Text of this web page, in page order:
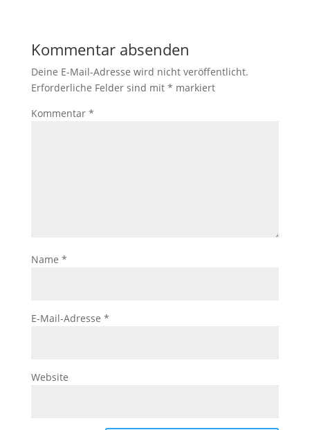
Kommentar absenden
Deine E-Mail-Adresse wird nicht veröffentlicht.
Erforderliche Felder sind mit * markiert
Kommentar *
Name *
E-Mail-Adresse *
Website